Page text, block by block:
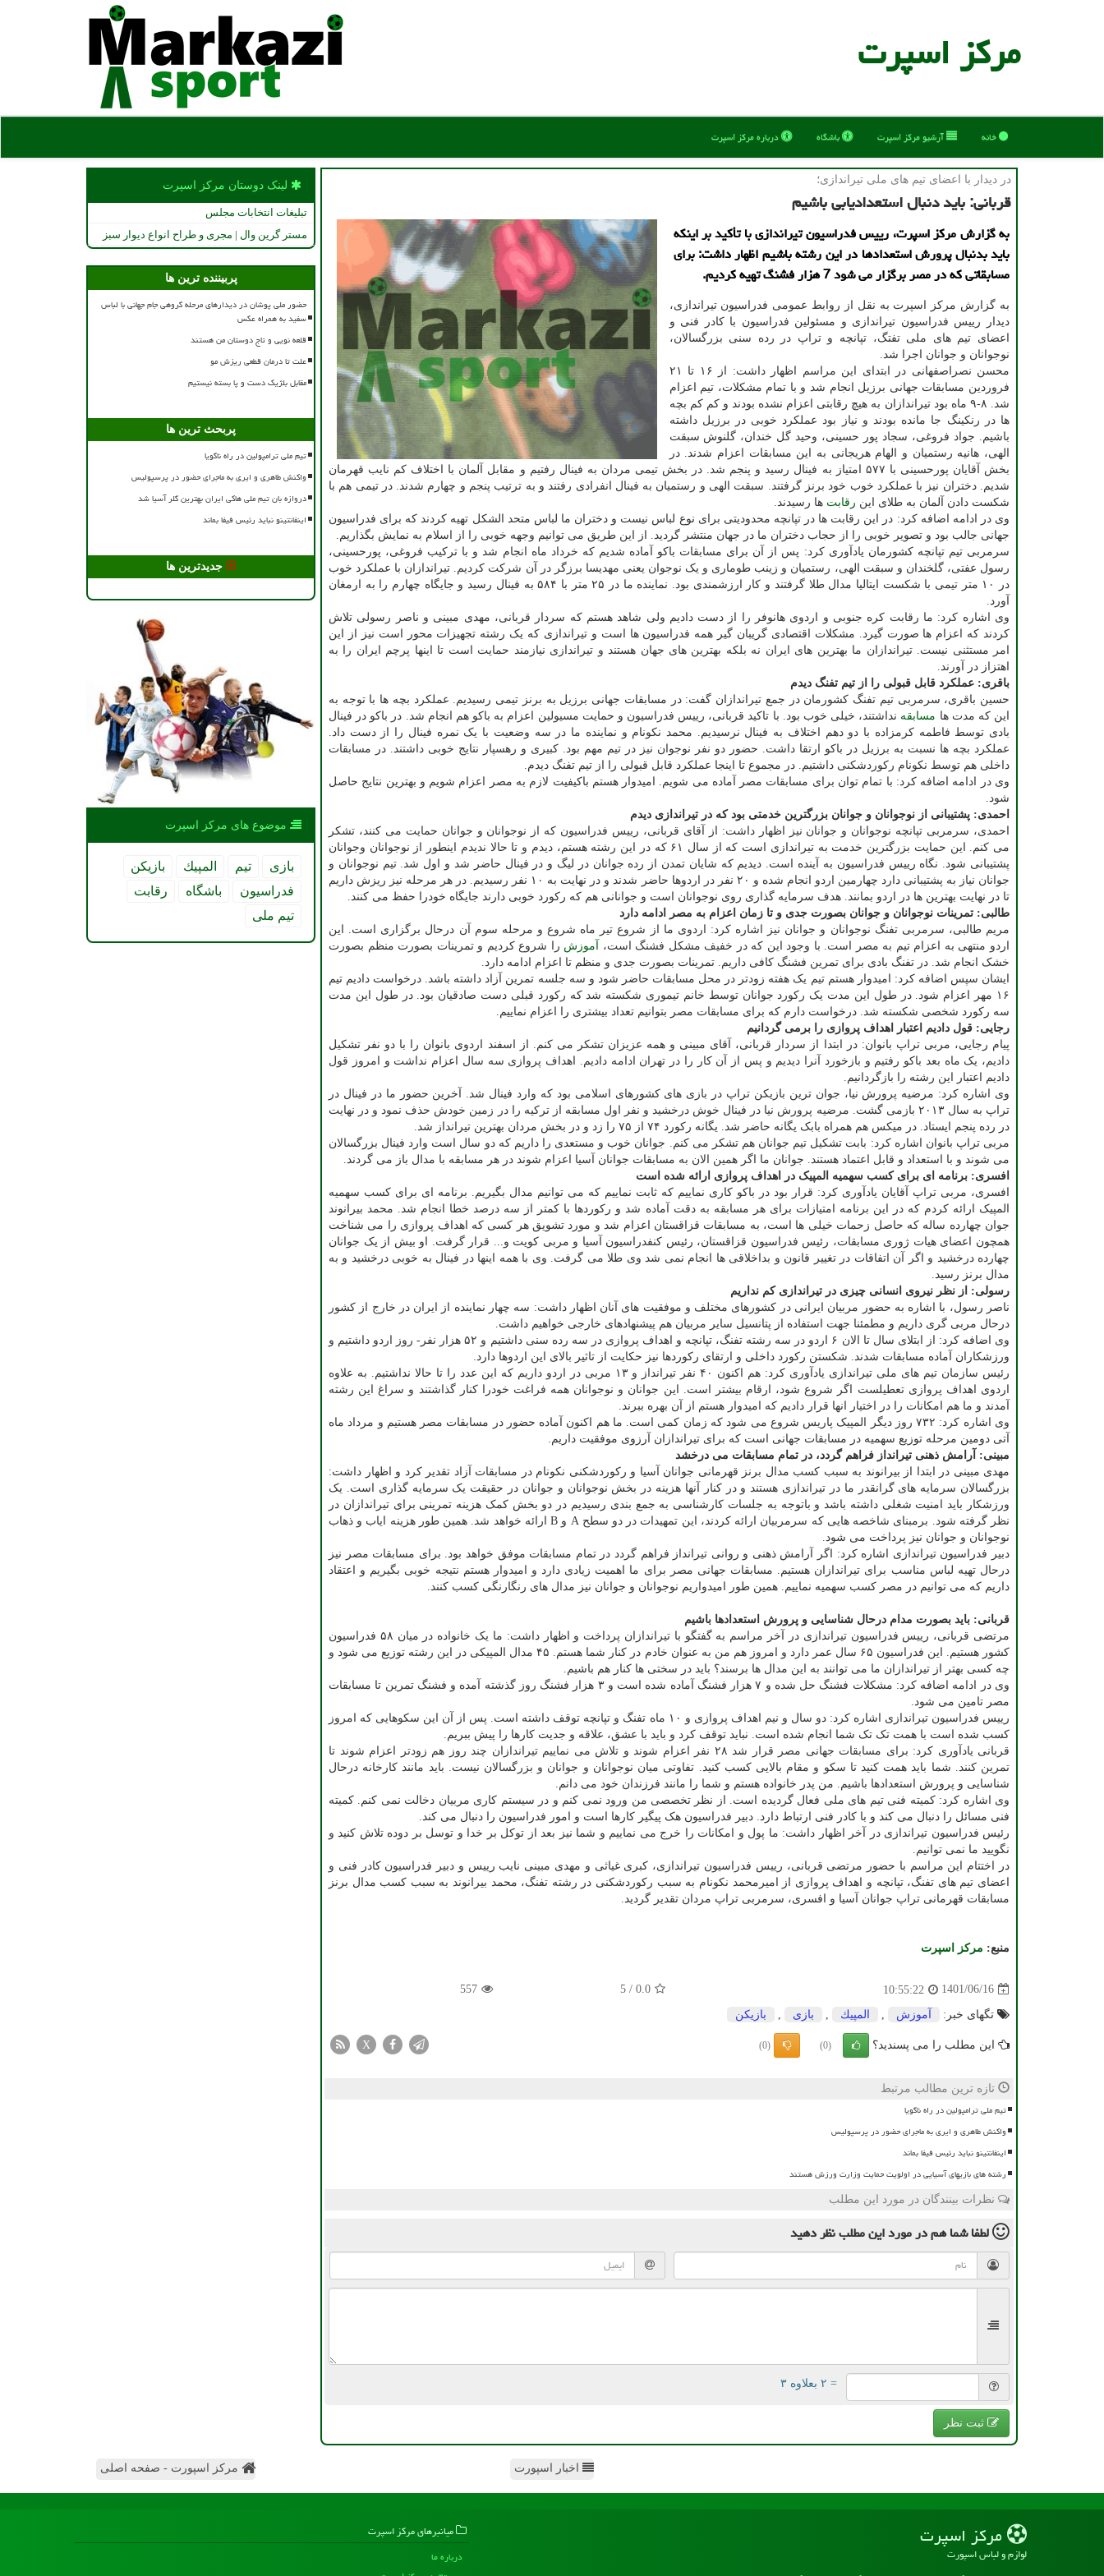
مركز اسپرت
خانه آرشیو مركز اسپرت باشگاه درباره مركز اسپرت
در دیدار با اعضای تیم های ملی تیراندازی؛
قربانی: باید دنبال استعدادیابی باشیم
به گزارش مرکز اسپرت، رییس فدراسیون تیراندازی با تأکید بر اینکه
باید بدنبال پرورش استعدادها در این رشته باشیم اظهار داشت: برای
مسابقاتی که در مصر برگزار می شود 7 هزار فشنگ تهیه کردیم.
به گزارش مرکز اسپرت به نقل از روابط عمومی فدراسیون تیراندازی،
دیدار رییس فدراسیون تیراندازی و مسئولین فدراسیون با کادر فنی و
اعضای تیم های ملی تفتگ، تپانچه و تراپ در رده سنی بزرگسالان،
نوجوانان و جوانان اجرا شد.
محسن نصراصفهانی در ابتدای این مراسم اظهار داشت: از ۱۶ تا ۲۱
فروردین مسابقات جهانی برزیل انجام شد و با تمام مشکلات، تیم اعزام
شد. ۸-۹ ماه بود تیراندازان به هیچ رقابتی اعزام نشده بودند و کم کم بچه
ها در رنکینگ جا مانده بودند و نیاز بود عملکرد خوبی در برزیل داشته
باشیم. جواد فروغی، سجاد پور حسینی، وحید گل خندان، گلنوش سبقت
الهی، هانیه رستمیان و الهام هریجانی به این مسابقات اعزام شدند. در
بخش آقایان پورحسینی با ۵۷۷ امتیاز به فینال رسید و پنجم شد. در بخش تیمی مردان به فینال رفتیم و مقابل آلمان با اختلاف کم نایب قهرمان
شدیم. دختران نیز با عملکرد خوب خود برنز گرفتند. سبقت الهی و رستمیان به فینال انفرادی رفتند و به ترتیب پنجم و چهارم شدند. در تیمی هم با
شکست دادن آلمان به طلای این رقابت ها رسیدند.
وی در ادامه اضافه کرد: در این رقابت ها در تپانچه محدودیتی برای نوع لباس نیست و دختران ما لباس متحد الشکل تهیه کردند که برای فدراسیون
جهانی جالب بود و تصویر خوبی را از حجاب دختران ما در جهان منتشر گردید. از این طریق می توانیم وجهه خوبی را از اسلام به نمایش بگذاریم.
سرمربی تیم تپانچه کشورمان یادآوری کرد: پس از آن برای مسابقات باکو آماده شدیم که خرداد ماه انجام شد و با ترکیب فروغی، پورحسینی،
رسول عفتی، گلخندان و سبقت الهی، رستمیان و زینب طوماری و یک نوجوان یعنی مهدیسا برزگر در آن شرکت کردیم. تیراندازان با عملکرد خوب
در ۱۰ متر تیمی با شکست ایتالیا مدال طلا گرفتند و کار ارزشمندی بود. نماینده ما در ۲۵ متر با ۵۸۴ به فینال رسید و جایگاه چهارم را به ارمغان
آورد.
وی اشاره کرد: ما رقابت کره جنوبی و اردوی هانوفر را از دست دادیم ولی شاهد هستم که سردار قربانی، مهدی مبینی و ناصر رسولی تلاش
کردند که اعزام ها صورت گیرد. مشکلات اقتصادی گریبان گیر همه فدراسیون ها است و تیراندازی که یک رشته تجهیزات محور است نیز از این
امر مستثنی نیست. تیراندازان ما بهترین های ایران نه بلکه بهترین های جهان هستند و تیراندازی نیازمند حمایت است تا اینها پرچم ایران را به
اهتزاز در آورند.
باقری: عملکرد قابل قبولی را از تیم تفنگ دیدم
حسین باقری، سرمربی تیم تفنگ کشورمان در جمع تیراندازان گفت: در مسابقات جهانی برزیل به برنز تیمی رسیدیم. عملکرد بچه ها با توجه به
این که مدت ها مسابقه نداشتند، خیلی خوب بود. با تاکید قربانی، رییس فدراسیون و حمایت مسیولین اعزام به باکو هم انجام شد. در باکو در فینال
بادی توسط فاطمه کرمزاده با دو دهم اختلاف به فینال نرسیدیم. محمد نکونام و نماینده ما در سه وضعیت با یک نمره فینال را از دست داد.
عملکرد بچه ها نسبت به برزیل در باکو ارتقا داشت. حضور دو نفر نوجوان نیز در تیم مهم بود. کبیری و رهسپار نتایج خوبی داشتند. در مسابقات
داخلی هم توسط نکونام رکوردشکنی داشتیم. در مجموع تا اینجا عملکرد قابل قبولی را از تیم تفنگ دیدم.
وی در ادامه اضافه کرد: با تمام توان برای مسابقات مصر آماده می شویم. امیدوار هستم باکیفیت لازم به مصر اعزام شویم و بهترین نتایج حاصل
شود.
احمدی: پشتیبانی از نوجوانان و جوانان بزرگترین خدمتی بود که در تیراندازی دیدم
احمدی، سرمربی تپانچه نوجوانان و جوانان نیز اظهار داشت: از آقای قربانی، رییس فدراسیون که از نوجوانان و جوانان حمایت می کنند، تشکر
می کنم. این حمایت بزرگترین خدمت به تیراندازی است که از سال ۶۱ که در این رشته هستم، دیدم و تا حالا ندیدم اینطور از نوجوانان وجوانان
پشتیبانی شود. نگاه رییس فدراسیون به آینده است. دیدیم که شایان تمدن از رده جوانان در لیگ و در فینال حاضر شد و اول شد. تیم نوجوانان و
جوانان نیاز به پشتیبانی دارد چهارمین اردو انجام شده و ۲۰ نفر در اردوها حاضر شدند و در نهایت به ۱۰ نفر رسیدیم. در هر مرحله نیز ریزش داریم
تا در نهایت بهترین ها در اردو بمانند. هدف سرمایه گذاری روی نوجوانان است و جوانانی هم که رکورد خوبی دارند جایگاه خودرا حفظ می کنند.
طالبی: تمرینات نوجوانان و جوانان بصورت جدی و تا زمان اعزام به مصر ادامه دارد
مریم طالبی، سرمربی تفنگ نوجوانان و جوانان نیز اشاره کرد: اردوی ما از شروع تیر ماه شروع و مرحله سوم آن درحال برگزاری است. این
اردو منتهی به اعزام تیم به مصر است. با وجود این که در خفیف مشکل فشنگ است،
آموزش را شروع کردیم و تمرینات بصورت منظم بصورت
خشک انجام شد. در تفنگ بادی برای تمرین فشنگ کافی داریم. تمرینات بصورت جدی و منظم تا اعزام ادامه دارد.
ایشان سپس اضافه کرد: امیدوار هستم تیم یک هفته زودتر در محل مسابقات حاضر شود و سه جلسه تمرین آزاد داشته باشد. درخواست دادیم تیم
۱۶ مهر اعزام شود. در طول این مدت یک رکورد جوانان توسط خانم تیموری شکسته شد که رکورد قبلی دست صادقیان بود. در طول این مدت
سه رکورد شخصی شکسته شد. درخواست دارم که برای مسابقات مصر بتوانیم تعداد بیشتری را اعزام نماییم.
رجایی: قول دادیم اعتبار اهداف پروازی را برمی گردانیم
پیام رجایی، مربی تراپ بانوان: در ابتدا از سردار قربانی، آقای مبینی و همه عزیزان تشکر می کنم. از اسفند اردوی بانوان را با دو نفر تشکیل
دادیم، یک ماه بعد باکو رفتیم و بازخورد آنرا دیدیم و پس از آن کار را در تهران ادامه دادیم. اهداف پروازی سه سال اعزام نداشت و امروز قول
دادیم اعتبار این رشته را بازگردانیم.
وی اشاره کرد: مرضیه پرورش نیا، جوان ترین بازیکن تراپ در بازی های کشورهای اسلامی بود که وارد فینال شد. آخرین حضور ما در فینال در
تراپ به سال ۲۰۱۳ بازمی گشت. مرضیه پرورش نیا در فینال خوش درخشید و نفر اول مسابقه از ترکیه را در زمین خودش حذف نمود و در نهایت
در رده پنجم ایستاد. در میکس هم همراه بابک یگانه حاضر شد. یگانه رکورد ۷۴ از ۷۵ را زد و در بخش مردان بهترین تیرانداز شد.
مربی تراپ بانوان اشاره کرد: بابت تشکیل تیم جوانان هم تشکر می کنم. جوانان خوب و مستعدی را داریم که دو سال است وارد فینال بزرگسالان
می شوند و با استعداد و قابل اعتماد هستند. جوانان ما اگر همین الان به مسابقات جوانان آسیا اعزام شوند در هر مسابقه با مدال باز می گردند.
افسری: برنامه ای برای کسب سهمیه المپیک در اهداف پروازی ارائه شده است
افسری، مربی تراپ آقایان یادآوری کرد: قرار بود در باکو کاری نماییم که ثابت نماییم که می توانیم مدال بگیریم. برنامه ای برای کسب سهمیه
المپیک ارائه کردم که در این برنامه امتیازات برای هر مسابقه به دقت آماده شد و رکوردها با کمتر از سه درصد خطا انجام شد. محمد بیرانوند
جوان چهارده ساله که حاصل زحمات خیلی ها است، به مسابقات قزاقستان اعزام شد و مورد تشویق هر کسی که اهداف پروازی را می شناخت
همچون اعضای هیات ژوری مسابقات، رئیس فدراسیون قزاقستان، رئیس کنفدراسیون آسیا و مربی کویت و... قرار گرفت. او بیش از یک جوانان
چهارده درخشید و اگر آن اتفاقات در تغییر قانون و بداخلاقی ها انجام نمی شد وی طلا می گرفت. وی با همه اینها در فینال به خوبی درخشید و به
مدال برنز رسید.
رسولی: از نظر نیروی انسانی چیزی در تیراندازی کم نداریم
ناصر رسول، با اشاره به حضور مربیان ایرانی در کشورهای مختلف و موفقیت های آنان اظهار داشت: سه چهار نماینده از ایران در خارج از کشور
درحال مربی گری داریم و مطمئنا جهت استفاده از پتانسیل سایر مربیان هم پیشنهادهای خارجی خواهیم داشت.
وی اضافه کرد: از ابتلای سال تا الان ۶ اردو در سه رشته تفنگ، تپانچه و اهداف پروازی در سه رده سنی داشتیم و ۵۲ هزار نفر- روز اردو داشتیم و
ورزشکاران آماده مسابقات شدند. شکستن رکورد داخلی و ارتقای رکوردها نیز حکایت از تاثیر بالای این اردوها دارد.
رئیس سازمان تیم های ملی تیراندازی یادآوری کرد: هم اکنون ۴۰ نفر تیرانداز و ۱۳ مربی در اردو داریم که این عدد را تا حالا نداشتیم. به علاوه
اردوی اهداف پروازی تعطیلست اگر شروع شود، ارقام بیشتر است. این جوانان و نوجوانان همه فراغت خودرا کنار گذاشتند و سراغ این رشته
آمدند و ما هم امکانات را در اختیار انها قرار دادیم که امیدوار هستم از آن بهره ببرند.
وی اشاره کرد: ۷۳۲ روز دیگر المپیک پاریس شروع می شود که زمان کمی است. ما هم اکنون آماده حضور در مسابقات مصر هستیم و مرداد ماه
آتی دومین مرحله توزیع سهمیه در مسابقات جهانی است که برای تیراندازان آرزوی موفقیت داریم.
مبینی: آرامش ذهنی تیرانداز فراهم گردد، در تمام مسابقات می درخشد
مهدی مبینی در ابتدا از بیرانوند به سبب کسب مدال برنز قهرمانی جوانان آسیا و رکوردشکنی نکونام در مسابقات آزاد تقدیر کرد و اظهار داشت:
بزرگسالان سرمایه های گرانقدر ما در تیراندازی هستند و در کنار آنها هزینه در بخش نوجوانان و جوانان در حقیقت یک سرمایه گذاری است. یک
ورزشکار باید امنیت شغلی داشته باشد و باتوجه به جلسات کارشناسی به جمع بندی رسیدیم در دو بخش کمک هزینه تمرینی برای تیراندازان در
نظر گرفته شود. برمبنای شاخصه هایی که سرمربیان ارائه کردند، این تمهیدات در دو سطح A و B ارائه خواهد شد. همین طور هزینه ایاب و ذهاب
نوجوانان و جوانان نیز پرداخت می شود.
دبیر فدراسیون تیراندازی اشاره کرد: اگر آرامش ذهنی و روانی تیرانداز فراهم گردد در تمام مسابقات موفق خواهد بود. برای مسابقات مصر نیز
درحال تهیه لباس مناسب برای تیراندازان هستیم. مسابقات جهانی مصر برای ما اهمیت زیادی دارد و امیدوار هستم نتیجه خوبی بگیریم و اعتقاد
داریم که می توانیم در مصر کسب سهمیه نماییم. همین طور امیدواریم نوجوانان و جوانان نیز مدال های رنگارنگی کسب کنند.
قربانی: باید بصورت مدام درحال شناسایی و پرورش استعدادها باشیم
مرتضی قربانی، رییس فدراسیون تیراندازی در آخر مراسم به گفتگو با تیراندازان پرداخت و اظهار داشت: ما یک خانواده در میان ۵۸ فدراسیون
کشور هستیم. این فدراسیون ۶۵ سال عمر دارد و امروز هم من به عنوان خادم در کنار شما هستم. ۴۵ مدال المپیکی در این رشته توزیع می شود و
چه کسی بهتر از تیراندازان ما می توانند به این مدال ها برسند؟ باید در سختی ها کنار هم باشیم.
وی در ادامه اضافه کرد: مشکلات فشنگ حل شده و ۷ هزار فشنگ آماده شده است و ۳ هزار فشنگ روز گذشته آمده و فشنگ تمرین تا مسابقات
مصر تامین می شود.
رییس فدراسیون تیراندازی اشاره کرد: دو سال و نیم اهداف پروازی و ۱۰ ماه تفنگ و تپانچه توقف داشته است. پس از آن این سکوهایی که امروز
کسب شده است با همت تک تک شما انجام شده است. نباید توقف کرد و باید با عشق، علاقه و جدیت کارها را پیش ببریم.
قربانی یادآوری کرد: برای مسابقات جهانی مصر قرار شد ۲۸ نفر اعزام شوند و تلاش می نماییم تیراندازان چند روز هم زودتر اعزام شوند تا
تمرین کنند. شما باید همت کنید تا سکو و مقام بالایی کسب کنید. تفاوتی میان نوجوانان و جوانان و بزرگسالان نیست. باید مانند کارخانه درحال
شناسایی و پرورش استعدادها باشیم. من پدر خانواده هستم و شما را مانند فرزندان خود می دانم.
وی اشاره کرد: کمیته فنی تیم های ملی فعال گردیده است. از نظر تخصصی من ورود نمی کنم و در سیستم کاری مربیان دخالت نمی کنم. کمیته
فنی مسائل را دنبال می کند و با کادر فنی ارتباط دارد. دبیر فدراسیون هک پیگیر کارها است و امور فدراسیون را دنبال می کند.
رئیس فدراسیون تیراندازی در آخر اظهار داشت: ما پول و امکانات را خرج می نماییم و شما نیز بعد از توکل بر خدا و توسل بر دوده تلاش کنید و
نگویید ما نمی توانیم.
در اختتام این مراسم با حضور مرتضی قربانی، رییس فدراسیون تیراندازی، کبری غیاثی و مهدی مبینی نایب رییس و دبیر فدراسیون کادر فنی و
اعضای تیم های تفنگ، تپانچه و اهداف پروازی از امیرمحمد نکونام به سبب رکوردشکنی در رشته تفنگ، محمد بیرانوند به سبب کسب مدال برنز
مسابقات قهرمانی تراپ جوانان آسیا و افسری، سرمربی تراپ مردان تقدیر گردید.
منبع: مركز اسپرت
1401/06/16
10:55:22
0.0
/
5
557
تگهای خبر: آموزش المپیك بازی بازیكن
این مطلب را می پسندید؟ (0)
(0)
X
تازه ترین مطالب مرتبط
تیم ملی ترامپولین در راه ناگویا
واکنش طاهری و ایری به ماجرای حضور در پرسپولیس
اینفانتینو نباید رئیس فیفا بماند
رشته های بازیهای آسیایی در اولویت حمایت وزارت ورزش هستند
نظرات بینندگان در مورد این مطلب
لطفا شما همدر مورد این مطلبنظر دهید
= ۲ بعلاوه ۳
ثبت نظر
لینک دوستان مركز اسپرت
تبلیغات انتخابات مجلس
مستر گرین وال | مجری و طراح انواع دیوار سبز
پربیننده ترین ها
حضور ملی پوشان در دیدارهای مرحله گروهی جام جهانی با لباس
سفید به همراه عکس
قلعه نویی و تاج دوستان من هستند
علت تا درمان قطعی ریزش مو
مقابل بلژیک دست و پا بسته نیستیم
پربحث ترین ها
تیم ملی ترامپولین در راه ناگویا
واکنش طاهری و ایری به ماجرای حضور در پرسپولیس
دروازه بان تیم ملی هاکی ایران بهترین گلر آسیا شد
اینفانتینو نباید رئیس فیفا بماند
جدیدترین ها
موضوع های مركز اسپرت
بازی تیم المپیك
بازیكن
فدراسیون
باشگاه
رقابت
تیم ملی
اخبار اسپورت مرکز اسپورت - صفحه اصلی
مركز اسپرت
لوازم و لباس اسپورت
میانبرهای مركز اسپرت
درباره ما